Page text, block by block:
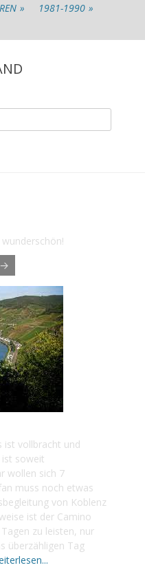
» 1981-1990 »
ist vollbracht und
ist soweit
wollen sich 7
muss noch etwas
von Koblenz
ist der Camino
zu leisten, nur
überzähligen Tag